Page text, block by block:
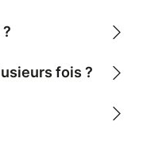
échanger et
fois ?